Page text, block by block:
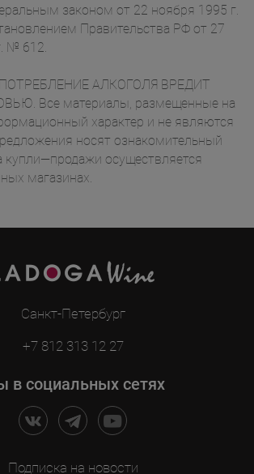
законом от 22 ноября 1995 г.
Правительства РФ от 27
№ 612.
АЛКОГОЛЯ ВРЕДИТ
Все материалы, размещенные на
характер и не являются
носят ознакомительный
купли—продажи осуществляется
магазинах.
Санкт-Петербург
+7 812 313 12 27
в социальных сетях
Подписка на новости